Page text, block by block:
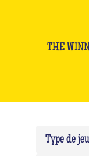
THE
Type de jeu